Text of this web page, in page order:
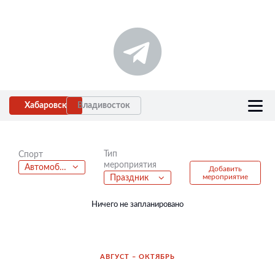
Хабаровск Владивосток
Спорт
Автомобильный спорт
Тип
мероприятия
Праздник
Добавить
мероприятие
Ничего не запланировано
АВГУСТ – ОКТЯБРЬ